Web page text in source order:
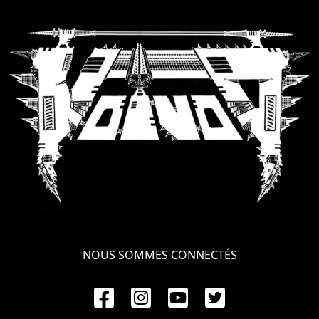
CREDITS
CHOISIR
UN
THÈME
SYMPHONIQUE
ANACHRONISM
NOUS SOMMES CONNECTÉS